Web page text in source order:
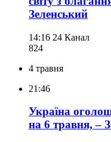
Зеленський
14:16 24 Канал
824
4 травня
21:46
Україна
на 6 травня, –